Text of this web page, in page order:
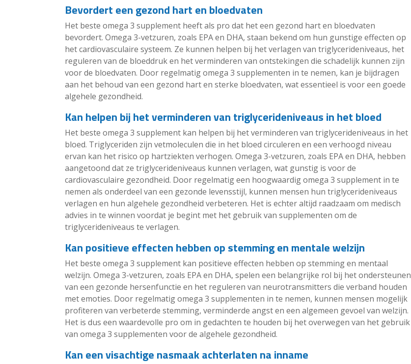
Bevordert een gezond hart en bloedvaten
Het beste omega 3 supplement heeft als pro dat het een gezond hart en bloedvaten
bevordert. Omega 3-vetzuren, zoals EPA en DHA, staan bekend om hun gunstige effecten op
het cardiovasculaire systeem. Ze kunnen helpen bij het verlagen van triglycerideniveaus, het
reguleren van de bloeddruk en het verminderen van ontstekingen die schadelijk kunnen zijn
voor de bloedvaten. Door regelmatig omega 3 supplementen in te nemen, kan je bijdragen
aan het behoud van een gezond hart en sterke bloedvaten, wat essentieel is voor een goede
algehele gezondheid.
Kan helpen bij het verminderen van triglycerideniveaus in het bloed
Het beste omega 3 supplement kan helpen bij het verminderen van triglycerideniveaus in het
bloed. Triglyceriden zijn vetmoleculen die in het bloed circuleren en een verhoogd niveau
ervan kan het risico op hartziekten verhogen. Omega 3-vetzuren, zoals EPA en DHA, hebben
aangetoond dat ze triglycerideniveaus kunnen verlagen, wat gunstig is voor de
cardiovasculaire gezondheid. Door regelmatig een hoogwaardig omega 3 supplement in te
nemen als onderdeel van een gezonde levensstijl, kunnen mensen hun triglycerideniveaus
verlagen en hun algehele gezondheid verbeteren. Het is echter altijd raadzaam om medisch
advies in te winnen voordat je begint met het gebruik van supplementen om de
triglycerideniveaus te verlagen.
Kan positieve effecten hebben op stemming en mentale welzijn
Het beste omega 3 supplement kan positieve effecten hebben op stemming en mentaal
welzijn. Omega 3-vetzuren, zoals EPA en DHA, spelen een belangrijke rol bij het ondersteunen
van een gezonde hersenfunctie en het reguleren van neurotransmitters die verband houden
met emoties. Door regelmatig omega 3 supplementen in te nemen, kunnen mensen mogelijk
profiteren van verbeterde stemming, verminderde angst en een algemeen gevoel van welzijn.
Het is dus een waardevolle pro om in gedachten te houden bij het overwegen van het gebruik
van omega 3 supplementen voor de algehele gezondheid.
Kan een visachtige nasmaak achterlaten na inname